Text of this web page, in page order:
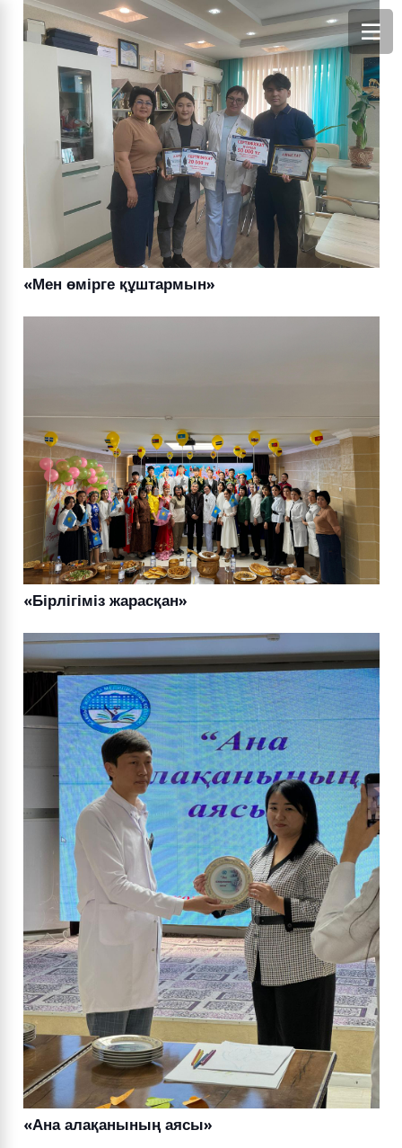
«Мен өмірге құштармын»
«Бірлігіміз жарасқан»
«Ана алақанының аясы»